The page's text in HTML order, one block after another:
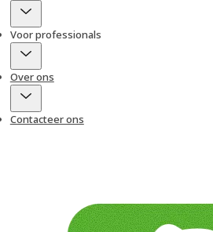
Voor professionals
Over ons
Contacteer ons